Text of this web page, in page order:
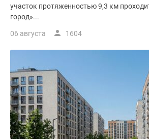
участок протяженностью 9,3 км
город»...
06 августа 1604